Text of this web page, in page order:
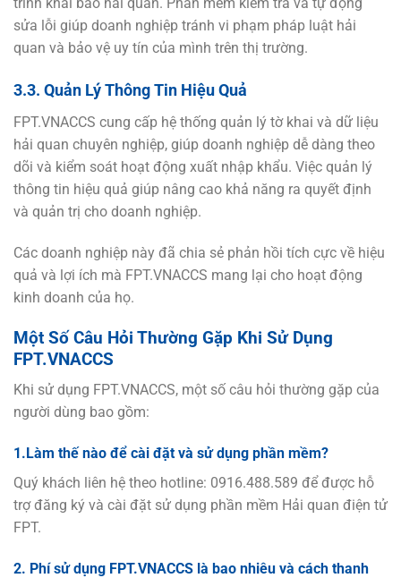
trình khai báo hải quan. Phần mềm kiểm tra và tự động
sửa lỗi giúp doanh nghiệp tránh vi phạm pháp luật hải
quan và bảo vệ uy tín của mình trên thị trường.
3.3. Quản Lý Thông Tin Hiệu Quả
FPT.VNACCS cung cấp hệ thống quản lý tờ khai và dữ liệu
hải quan chuyên nghiệp, giúp doanh nghiệp dễ dàng theo
dõi và kiểm soát hoạt động xuất nhập khẩu. Việc quản lý
thông tin hiệu quả giúp nâng cao khả năng ra quyết định
và quản trị cho doanh nghiệp.
Các doanh nghiệp này đã chia sẻ phản hồi tích cực về hiệu
quả và lợi ích mà FPT.VNACCS mang lại cho hoạt động
kinh doanh của họ.
Một Số Câu Hỏi Thường Gặp Khi Sử Dụng
FPT.VNACCS
Khi sử dụng FPT.VNACCS, một số câu hỏi thường gặp của
người dùng bao gồm:
1.Làm thế nào để cài đặt và sử dụng phần mềm?
Quý khách liên hệ theo hotline: 0916.488.589 để được hỗ
trợ đăng ký và cài đặt sử dụng phần mềm Hải quan điện tử
FPT.
2. Phí sử dụng FPT.VNACCS là bao nhiêu và cách thanh